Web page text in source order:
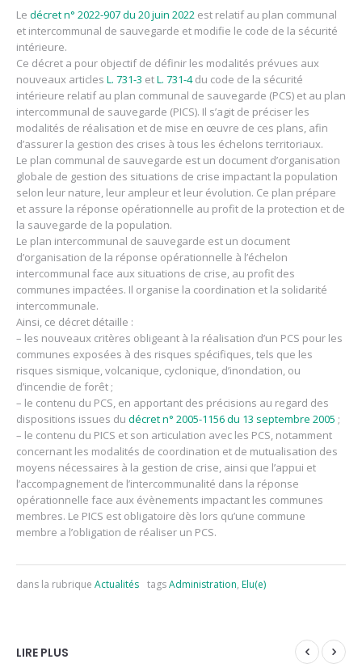
Le décret n° 2022-907 du 20 juin 2022 est relatif au plan communal
et intercommunal de sauvegarde et modifie le code de la sécurité
intérieure.
Ce décret a pour objectif de définir les modalités prévues aux
nouveaux articles L. 731-3 etL. 731-4du code de la sécurité
intérieure relatif au plan communal de sauvegarde (PCS) et au plan
intercommunal de sauvegarde (PICS). Il s’agit de préciser les
modalités de réalisation et de mise en œuvre de ces plans, afin
d’assurer la gestion des crises à tous les échelons territoriaux.
Le plan communal de sauvegarde est un document d’organisation
globale de gestion des situations de crise impactant la population
selon leur nature, leur ampleur et leur évolution. Ce plan prépare
et assure la réponse opérationnelle au profit de la protection et de
la sauvegarde de la population.
Le plan intercommunal de sauvegarde est un document
d’organisation de la réponse opérationnelle à l’échelon
intercommunal face aux situations de crise, au profit des
communes impactées. Il organise la coordination et la solidarité
intercommunale.
Ainsi, ce décret détaille :
– les nouveaux critères obligeant à la réalisation d’un PCS pour les
communes exposées à des risques spécifiques, tels que les
risques sismique, volcanique, cyclonique, d’inondation, ou
d’incendie de forêt ;
– le contenu du PCS, en apportant des précisions au regard des
dispositions issues du décret n° 2005-1156 du 13 septembre 2005 ;
– le contenu du PICS et son articulation avec les PCS, notamment
concernant les modalités de coordination et de mutualisation des
moyens nécessaires à la gestion de crise, ainsi que l’appui et
l’accompagnement de l’intercommunalité dans la réponse
opérationnelle face aux évènements impactant les communes
membres. Le PICS est obligatoire dès lors qu’une commune
membre a l’obligation de réaliser un PCS.
dans la rubrique Actualités tagsAdministration, Elu(e)
LIRE PLUS